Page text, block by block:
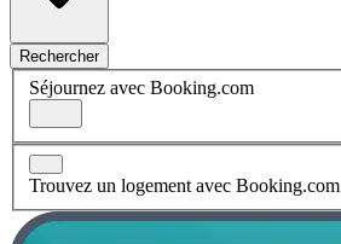
Rechercher
Séjournez avec Booking.com
Trouvez un logement avec Booking.com